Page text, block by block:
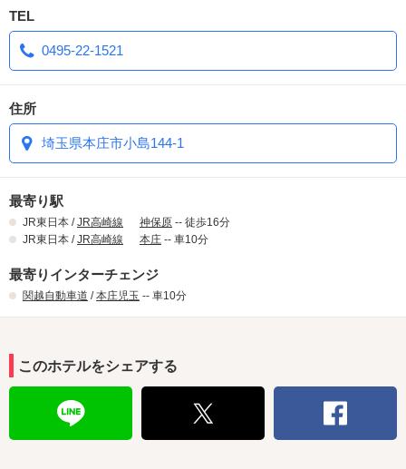
TEL
0495-22-1521
住所
埼玉県本庄市小島144-1
最寄り駅
JR東日本 /JR高崎線 神保原 -- 徒歩16分
JR東日本 /JR高崎線 本庄 -- 車10分
最寄りインターチェンジ
関越自動車道 /本庄児玉 -- 車10分
このホテルをシェアする